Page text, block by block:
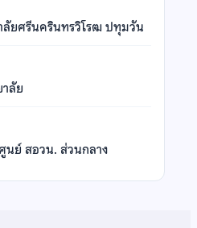
ลัยศรีนครินทรวิโรฒ ปทุมวัน
ลัย
นย์ สอวน. ส่วนกลาง